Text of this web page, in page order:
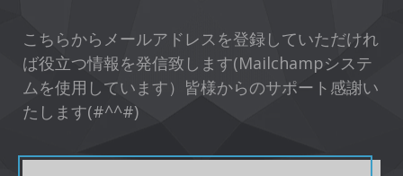
こちらからメールアドレスを登録していただけれ
ば役立つ情報を発信致します(Mailchampシステ
ムを使用しています）皆様からのサポート感謝い
たします(#^^#)